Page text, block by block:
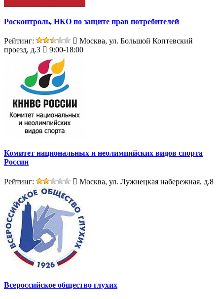
Росконтроль, НКО по защите прав потребителей
Рейтинг:
Москва, ул. Большой Коптевский
проезд, д.3
9:00-18:00
Комитет национальных и неолимпийских видов спорта
России
Рейтинг: Москва, ул. Лужнецкая набережная, д.8
Всероссийское общество глухих